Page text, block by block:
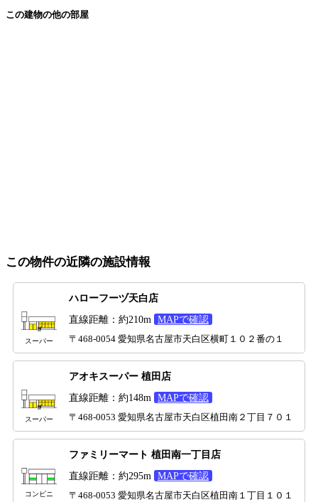
この建物の他の部屋
この物件の近隣の施設情報
スーパー
ハローフーヅ天白店
直線距離：約210m MAPで確認
〒468-0054 愛知県名古屋市天白区横町１０２番の１
スーパー
アオキスーパー 植田店
直線距離：約148m MAPで確認
〒468-0053 愛知県名古屋市天白区植田南２丁目７０１
コンビニ
ファミリーマート 植田南一丁目店
直線距離：約295m MAPで確認
〒468-0053 愛知県名古屋市天白区植田南１丁目１０１